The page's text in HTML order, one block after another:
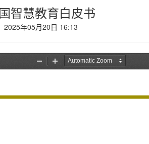
智慧教育白皮书
2025年05月20日 16:13